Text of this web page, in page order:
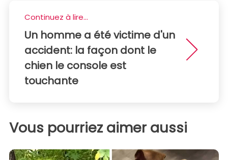
Continuez à lire...
Un homme a été victime d'un
accident: la façon dont le
chien le console est
touchante
Vous pourriez aimer aussi